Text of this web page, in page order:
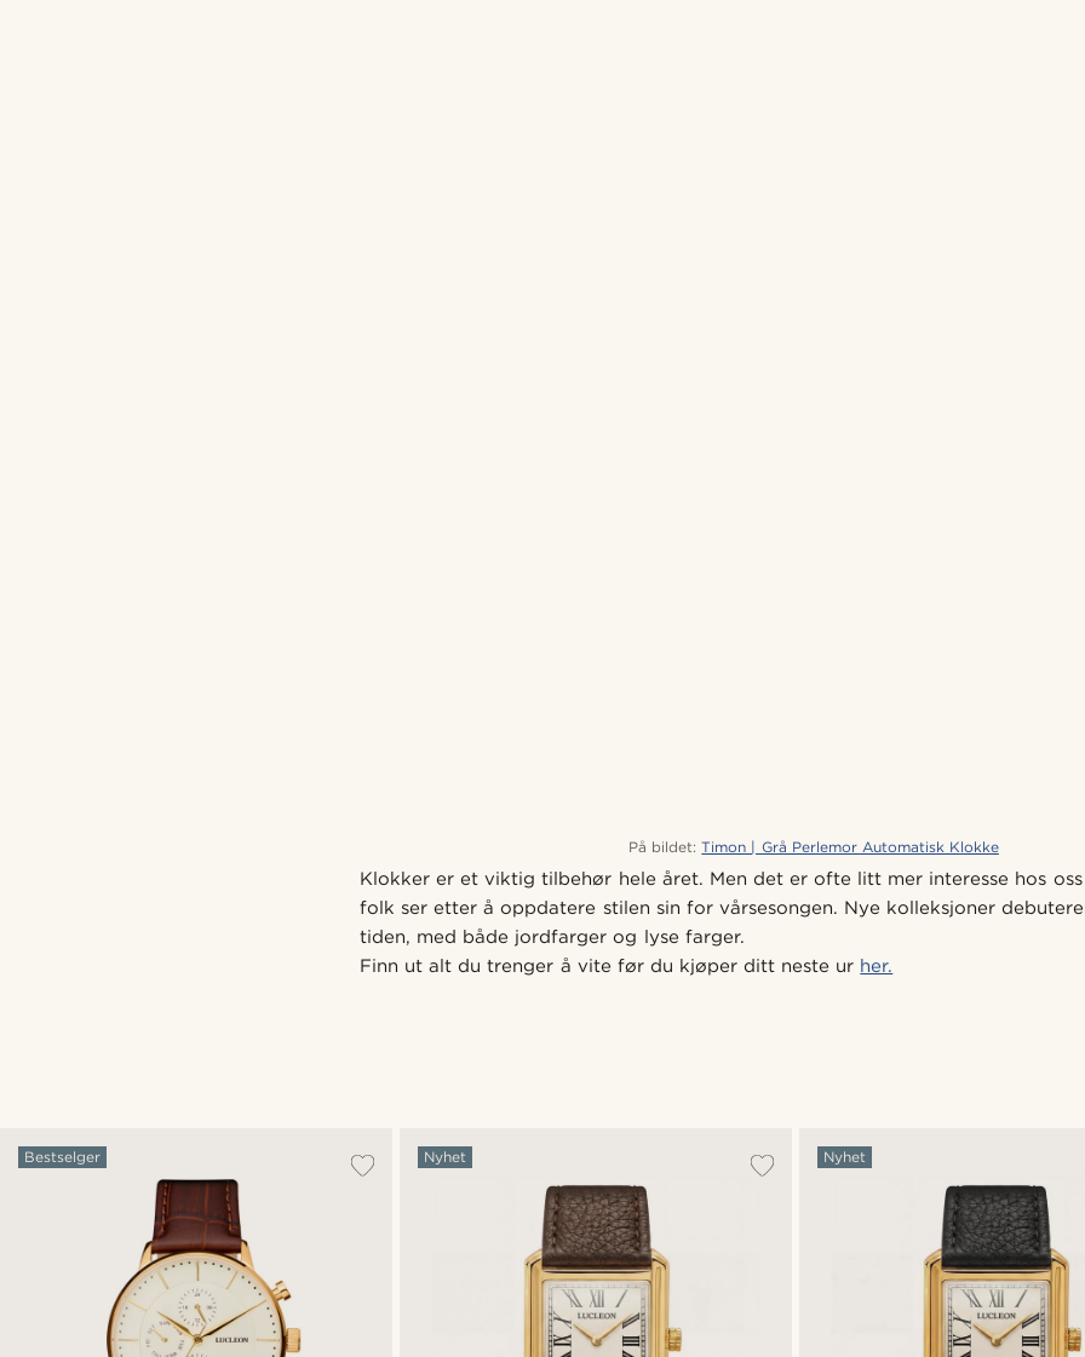
På bildet: Timon | Grå Perlemor Automatisk Klokke
Klokker er et viktig tilbehør hele året. Men det er ofte litt mer interesse hos
folk ser etter å oppdatere stilen sin for vårsesongen. Nye kolleksjoner
tiden, med både jordfarger og lyse farger.
Finn ut alt du trenger å vite før du kjøper ditt neste ur her.
Bestselger Nyhet Nyhet